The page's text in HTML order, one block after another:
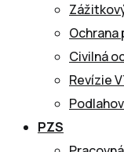
Ochrana
Civilná
Revízie
PZS